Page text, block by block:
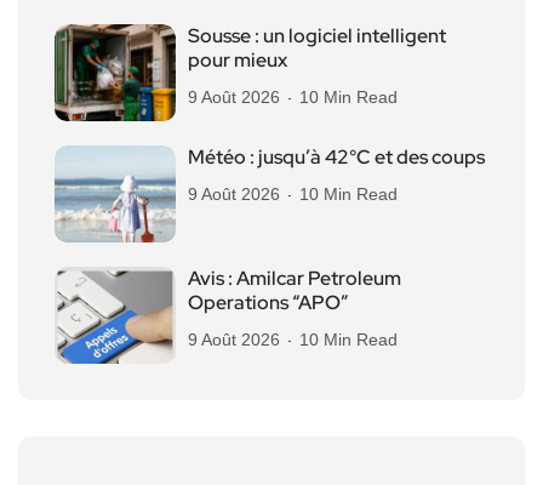
Sousse : un logiciel intelligent
pour mieux
9 Août 2026 10 Min Read
Météo : jusqu’à 42°C et des coups
9 Août 2026 10 Min Read
Avis : Amilcar Petroleum
Operations “APO”
9 Août 2026 10 Min Read